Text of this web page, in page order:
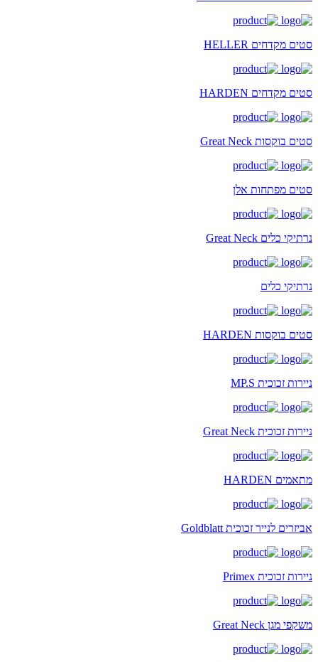
סטים מקדחים HELLER
סטים מקדחים HARDEN
סטים בוקסות Great Neck
סטים מפתחות אלן
נרתיקי כלים Great Neck
נרתיקי כלים
סטים בוקסות HARDEN
ניירות זכוכית MP.S
ניירות זכוכית Great Neck
מתאמים HARDEN
אביזרים לנייר זכוכית Goldblatt
ניירות זכוכית Primex
משקפי מגן Great Neck